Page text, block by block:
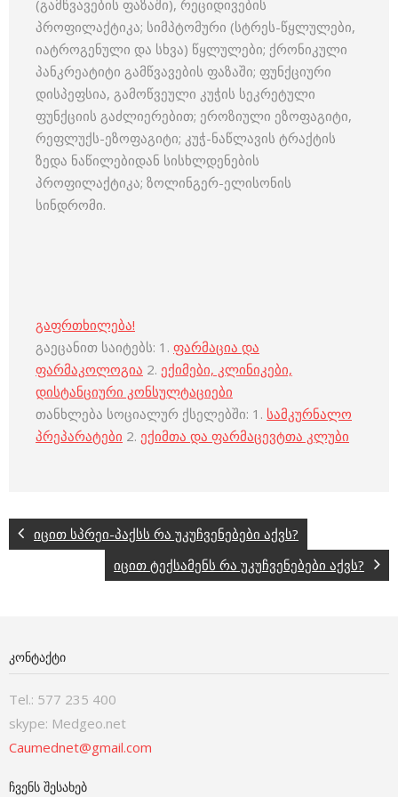
(გამწვავების ფაზაში), რეციდივების
პროფილაქტიკა; სიმპტომური (სტრეს-წყლულები,
იატროგენული და სხვა) წყლულები; ქრონიკული
პანკრეატიტი გამწვავების ფაზაში; ფუნქციური
დისპეფსია, გამოწვეული კუჭის სეკრეტული
ფუნქციის გაძლიერებით; ეროზიული ეზოფაგიტი,
რეფლუქს-ეზოფაგიტი; კუჭ-ნაწლავის ტრაქტის
ზედა ნაწილებიდან სისხლდენების
პროფილაქტიკა; ზოლინგერ-ელისონის
სინდრომი.
გაფრთხილება!
გაეცანით საიტებს: 1. ფარმაცია და
ფარმაკოლოგია 2. ექიმები, კლინიკები,
დისტანციური კონსულტაციები
თანხლება სოციალურ ქსელებში: 1. სამკურნალო
პრეპარატები 2. ექიმთა და ფარმაცევტთა კლუბი
იცით სპრეი-პაქსს რა უკუჩვენებები აქვს?
იცით ტექსამენს რა უკუჩვენებები აქვს?
ᲙᲝᲜᲢᲐᲥᲢᲘ
Tel.: 577 235 400
skype: Medgeo.net
Caumednet@gmail.com
ᲩᲕᲔᲜᲡ ᲨᲔᲡᲐᲮᲔᲑ